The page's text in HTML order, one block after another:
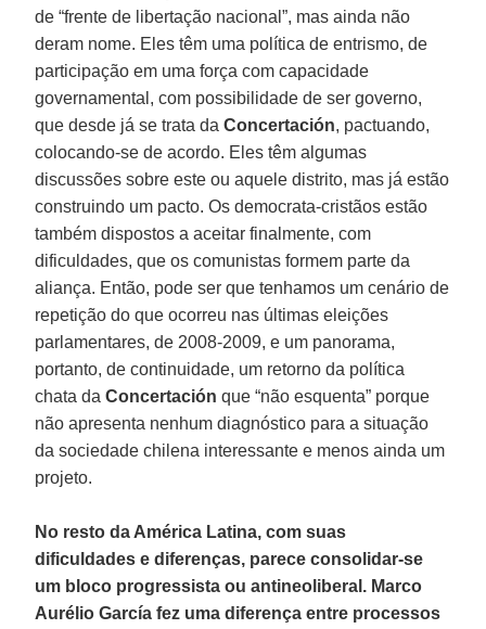
de “frente de libertação nacional”, mas ainda não
deram nome. Eles têm uma política de entrismo, de
participação em uma força com capacidade
governamental, com possibilidade de ser governo,
que desde já se trata daConcertación, pactuando,
colocando-se de acordo. Eles têm algumas
discussões sobre este ou aquele distrito, mas já estão
construindo um pacto. Os democrata-cristãos estão
também dispostos a aceitar finalmente, com
dificuldades, que os comunistas formem parte da
aliança. Então, pode ser que tenhamos um cenário de
repetição do que ocorreu nas últimas eleições
parlamentares, de 2008-2009, e um panorama,
portanto, de continuidade, um retorno da política
chata daConcertaciónque “não esquenta” porque
não apresenta nenhum diagnóstico para a situação
da sociedade chilena interessante e menos ainda um
projeto.
No resto da América Latina, com suas
dificuldades e diferenças, parece consolidar-se
um bloco progressista ou antineoliberal. Marco
Aurélio García fez uma diferença entre processos